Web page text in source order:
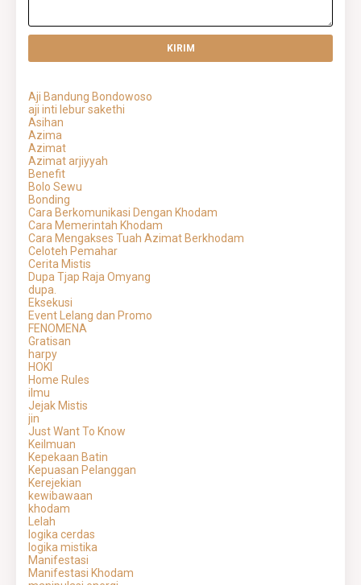
Aji Bandung Bondowoso
aji inti lebur sakethi
Asihan
Azima
Azimat
Azimat arjiyyah
Benefit
Bolo Sewu
Bonding
Cara Berkomunikasi Dengan Khodam
Cara Memerintah Khodam
Cara Mengakses Tuah Azimat Berkhodam
Celoteh Pemahar
Cerita Mistis
Dupa Tjap Raja Omyang
dupa.
Eksekusi
Event Lelang dan Promo
FENOMENA
Gratisan
harpy
HOKI
Home Rules
ilmu
Jejak Mistis
jin
Just Want To Know
Keilmuan
Kepekaan Batin
Kepuasan Pelanggan
Kerejekian
kewibawaan
khodam
Lelah
logika cerdas
logika mistika
Manifestasi
Manifestasi Khodam